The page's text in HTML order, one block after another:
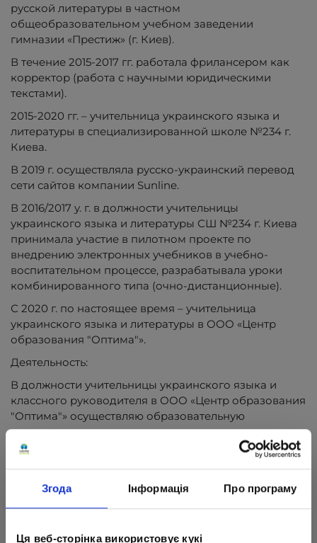
Згода Інформація Про програму
Ця веб-сторінка використовує кукі
русской литературы в частном
общеобразовательном учебном заведении
гимназии «Престиж» (г. Киев).
В течение 2015-2017 гг. работала фрилансером как
корректор (работа с научными юридическими
текстами).
2015-2020 гг. – учительница украинского языка и
литературы в специализированной школе №234 г.
Киева.
В 2019 г. осуществляла русско-украинский перевод
сети сайтов компании Sunline.
В 2016/2017 у. г. в должности учительницы
украинского языка и литературы СШ №234 г. Киева
принимала участие в пилотном проекте по
внедрению электронных учебников в учебно-
воспитательном процессе, разрабатывала уроки
комбинированного типа (очно-дистанционные).
С 2020 г. по настоящее время – учительница
украинского языка и литературы в ООО «Центр
образования "Оптима"».
Деятельность:
В должности учительницы украинского языка и
классного руководителя в ООО «Центр образования
"Оптима"» осуществляю образовательную
деятельность по следующим направлениям:
работаю в творческой группе по созданию учебного
контента разных форматов (видео, графические
элементы, текстовая часть): разрабатываю уроки,
карты);